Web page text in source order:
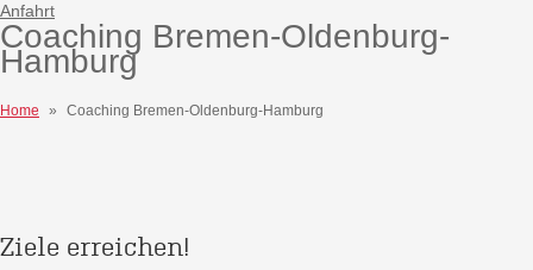
Anfahrt
Coaching Bremen-Oldenburg-
Hamburg
Home » Coaching Bremen-Oldenburg-Hamburg
Ziele erreichen!